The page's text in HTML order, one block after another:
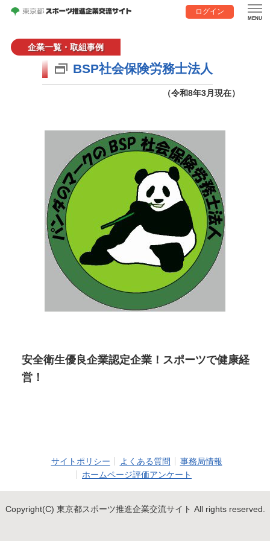
ログイン
企業一覧・取組事例
BSP社会保険労務士法人
（令和8年3月現在）
安全衛生優良企業認定企業！スポーツで健康経
営！
サイトポリシー よくある質問
事務局情報
ホームページ評価アンケート
Copyright(C) 東京都スポーツ推進企業交流サイト All rights reserved.